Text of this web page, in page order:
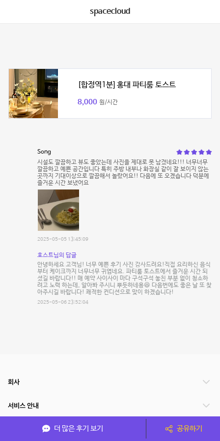
spacecloud
[합정역1분] 홍대 파티룸 토스트
8,000 원/시간
Song
시설도 깔끔하고 뷰도 좋았는데 사진을 제대로 못 남겼네요!!! 너무너무
깔끔하고 예쁜 공간입니다 특히 주방 내부나 화장실 같이 잘 보이지 않는
곳까지 기대이상으로 깔끔해서 놀랐어요!! 다음에 또 오겠습니다 덕분에
즐거운 시간 보냈어요
2025-05-05 13:45:09
호스트님의 답글
안녕하세요 고객님! 너무 예쁜 후기 사진 감사드려요!직접 요리하신 음식
부터 케이크까지 너무너무 귀엽네요. 파티룸 토스트에서 즐거운 시간 되
셨길 바랍니다!! 매 예약 사이사이 마다 구석구석 놓친 부분 없이 청소하
려고 노력 하는데, 알아봐 주시니 뿌듯하네용😆 다음번에도 좋은 날 또 찾
아주시길 바랍니다! 쾌적한 컨디션으로 맞이 하겠습니다!
2025-05-06 23:52:04
더 많은 후기 보기 공유하기
회사
서비스 안내